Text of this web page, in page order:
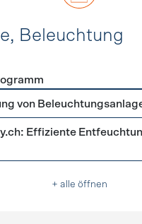
Beleuchtung
Geräte,
von
Effiziente
+ alle öffnen